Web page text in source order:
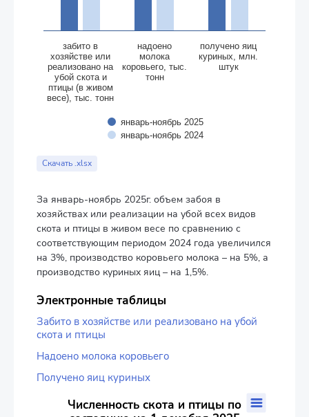
январь-ноябрь 2025
январь-ноябрь 2024
забито в
хозяйстве или
реализовано на
убой скота и
птицы (в живом
весе), тыс. тонн
надоено
молока
коровьего, тыс.
тонн
получено яиц
куриных, млн.
штук
End of interactive chart.
Скачать .xlsx
За январь-ноябрь 2025г. объем забоя в
хозяйствах или реализации на убой всех видов
скота и птицы в живом весе по сравнению с
соответствующим периодом 2024 года увеличился
на 3%, производство коровьего молока – на 5%, а
производство куриных яиц – на 1,5%.
Электронные таблицы
Забито в хозяйстве или реализовано на убой
скота и птицы
Надоено молока коровьего
Получено яиц куриных
Численность скота и птицы по состоянию на 1 декабря
Численность скота и птицы по